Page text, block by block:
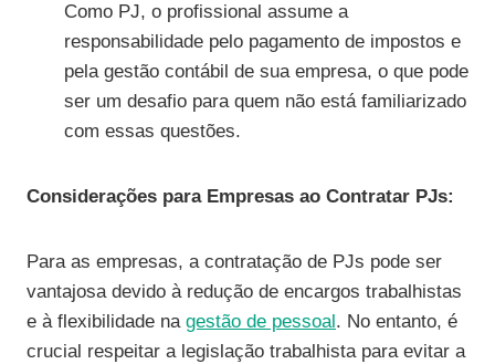
Como PJ, o profissional assume a
responsabilidade pelo pagamento de impostos e
pela gestão contábil de sua empresa, o que pode
ser um desafio para quem não está familiarizado
com essas questões.
Considerações para Empresas ao Contratar PJs:
Para as empresas, a contratação de PJs pode ser
vantajosa devido à redução de encargos trabalhistas
e à flexibilidade na gestão de pessoal . No entanto, é
crucial respeitar a legislação trabalhista para evitar a